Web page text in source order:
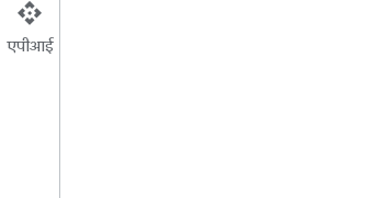
SDK
रिलीज़ नोट्स
एपीआई